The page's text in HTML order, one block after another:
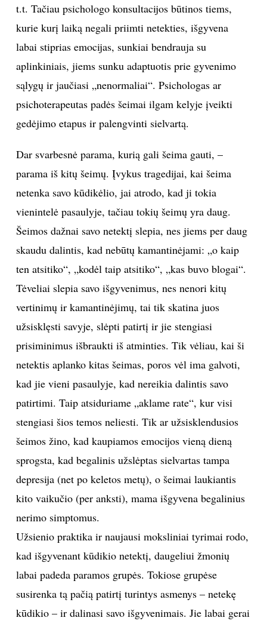
t.t. Tačiau psichologo konsultacijos būtinos tiems,
kurie kurį laiką negali priimti netekties, išgyvena
labai stiprias emocijas, sunkiai bendrauja su
aplinkiniais, jiems sunku adaptuotis prie gyvenimo
sąlygų ir jaučiasi „nenormaliai“. Psichologas ar
psichoterapeutas padės šeimai ilgam kelyje įveikti
gedėjimo etapus ir palengvinti sielvartą.
Dar svarbesnė parama, kurią gali šeima gauti, –
parama iš kitų šeimų. Įvykus tragedijai, kai šeima
netenka savo kūdikėlio, jai atrodo, kad ji tokia
vienintelė pasaulyje, tačiau tokių šeimų yra daug.
Šeimos dažnai savo netektį slepia, nes jiems per daug
skaudu dalintis, kad nebūtų kamantinėjami: „o kaip
ten atsitiko“, „kodėl taip atsitiko“, „kas buvo blogai“.
Tėveliai slepia savo išgyvenimus, nes nenori kitų
vertinimų ir kamantinėjimų, tai tik skatina juos
užsisklęsti savyje, slėpti patirtį ir jie stengiasi
prisiminimus išbraukti iš atminties. Tik vėliau, kai ši
netektis aplanko kitas šeimas, poros vėl ima galvoti,
kad jie vieni pasaulyje, kad nereikia dalintis savo
patirtimi. Taip atsiduriame „aklame rate“, kur visi
stengiasi šios temos neliesti. Tik ar užsisklendusios
šeimos žino, kad kaupiamos emocijos vieną dieną
sprogsta, kad begalinis užslėptas sielvartas tampa
depresija (net po keletos metų), o šeimai laukiantis
kito vaikučio (per anksti), mama išgyvena begalinius
nerimo simptomus.
Užsienio praktika ir naujausi moksliniai tyrimai rodo,
kad išgyvenant kūdikio netektį, daugeliui žmonių
labai padeda paramos grupės. Tokiose grupėse
susirenka tą pačią patirtį turintys asmenys – netekę
kūdikio – ir dalinasi savo išgyvenimais. Jie labai gerai